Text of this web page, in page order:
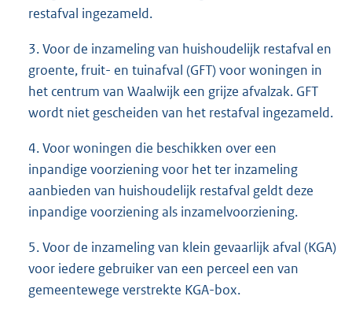
restafval ingezameld.
3. Voor de inzameling van huishoudelijk restafval en
groente, fruit- en tuinafval (GFT) voor woningen in
het centrum van Waalwijk een grijze afvalzak. GFT
wordt niet gescheiden van het restafval ingezameld.
4. Voor woningen die beschikken over een
inpandige voorziening voor het ter inzameling
aanbieden van huishoudelijk restafval geldt deze
inpandige voorziening als inzamelvoorziening.
5. Voor de inzameling van klein gevaarlijk afval (KGA)
voor iedere gebruiker van een perceel een van
gemeentewege verstrekte KGA-box.